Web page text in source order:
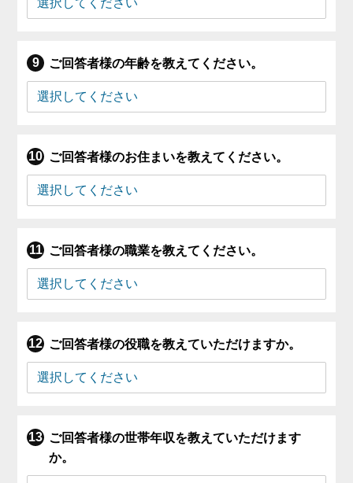
ご回答者様の年齢を教えてください。
ご回答者様のお住まいを教えてください。
ご回答者様の職業を教えてください。
ご回答者様の役職を教えていただけますか。
ご回答者様の世帯年収を教えていただけます
か。